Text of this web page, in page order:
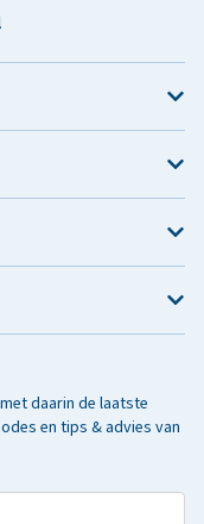
daarin de laatste
en tips & advies van